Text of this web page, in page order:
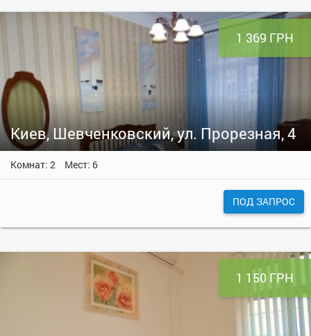
1 369 ГРН
Киев, Шевченковский, ул. Прорезная, 4
Комнат: 2 Мест: 6
ПОД ЗАПРОС
1 150 ГРН